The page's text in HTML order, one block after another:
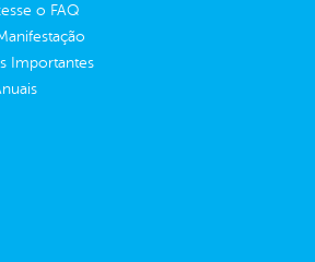
o FAQ
Importantes